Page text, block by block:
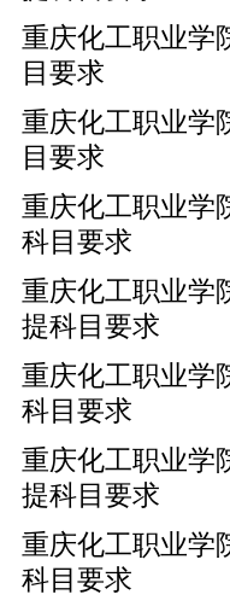
重庆化工职业学
目要求
重庆化工职业学
目要求
重庆化工职业学
科目要求
重庆化工职业学
提科目要求
重庆化工职业学
科目要求
重庆化工职业学
提科目要求
重庆化工职业学
科目要求